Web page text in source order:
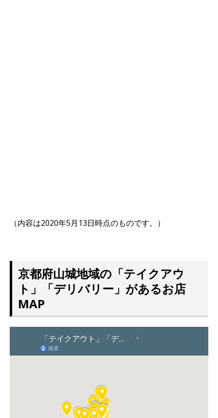
（内容は2020年5月13日時点のものです。）
京都府山城地域の「テイクアウ
ト」「デリバリー」があるお店
MAP